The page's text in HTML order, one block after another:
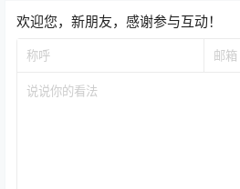
欢迎您，新朋友，感谢参与互动！